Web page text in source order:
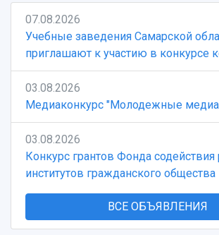
07.08.2026
Учебные заведения Самарской
приглашают к участию в конкурсе
03.08.2026
Медиаконкурс "Молодежные
03.08.2026
Конкурс грантов Фонда
институтов гражданского
ВСЕ ОБЪЯВЛЕНИЯ